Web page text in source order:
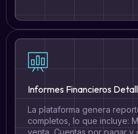
Informes Financieros
La plataforma genera
completos, lo que incluye: